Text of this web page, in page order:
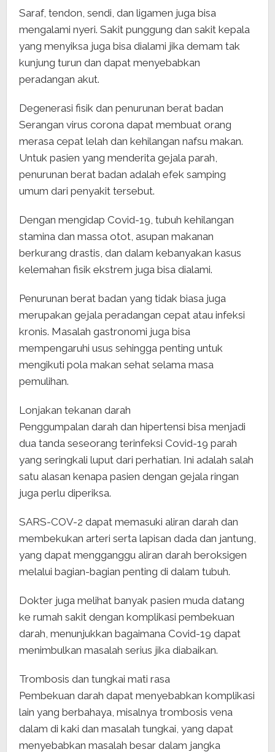
Saraf, tendon, sendi, dan ligamen juga bisa
mengalami nyeri. Sakit punggung dan sakit kepala
yang menyiksa juga bisa dialami jika demam tak
kunjung turun dan dapat menyebabkan
peradangan akut.
Degenerasi fisik dan penurunan berat badan
Serangan virus corona dapat membuat orang
merasa cepat lelah dan kehilangan nafsu makan.
Untuk pasien yang menderita gejala parah,
penurunan berat badan adalah efek samping
umum dari penyakit tersebut.
Dengan mengidap Covid-19, tubuh kehilangan
stamina dan massa otot, asupan makanan
berkurang drastis, dan dalam kebanyakan kasus
kelemahan fisik ekstrem juga bisa dialami.
Penurunan berat badan yang tidak biasa juga
merupakan gejala peradangan cepat atau infeksi
kronis. Masalah gastronomi juga bisa
mempengaruhi usus sehingga penting untuk
mengikuti pola makan sehat selama masa
pemulihan.
Lonjakan tekanan darah
Penggumpalan darah dan hipertensi bisa menjadi
dua tanda seseorang terinfeksi Covid-19 parah
yang seringkali luput dari perhatian. Ini adalah salah
satu alasan kenapa pasien dengan gejala ringan
juga perlu diperiksa.
SARS-COV-2 dapat memasuki aliran darah dan
membekukan arteri serta lapisan dada dan jantung,
yang dapat mengganggu aliran darah beroksigen
melalui bagian-bagian penting di dalam tubuh.
Dokter juga melihat banyak pasien muda datang
ke rumah sakit dengan komplikasi pembekuan
darah, menunjukkan bagaimana Covid-19 dapat
menimbulkan masalah serius jika diabaikan.
Trombosis dan tungkai mati rasa
Pembekuan darah dapat menyebabkan komplikasi
lain yang berbahaya, misalnya trombosis vena
dalam di kaki dan masalah tungkai, yang dapat
menyebabkan masalah besar dalam jangka